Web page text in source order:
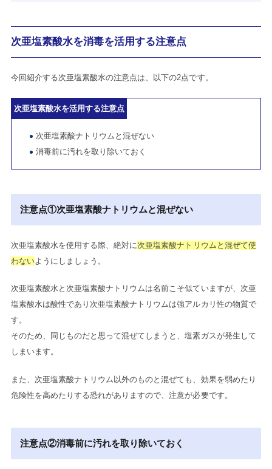
次亜塩素酸水を消毒を活用する注意点
今回紹介する次亜塩素酸水の注意点は、以下の2点です。
次亜塩素酸水を活用する注意点
次亜塩素酸ナトリウムと混ぜない
消毒前に汚れを取り除いておく
注意点①次亜塩素酸ナトリウムと混ぜない
次亜塩素酸水を使用する際、絶対に 次亜塩素酸ナトリウムと混ぜて使
わないようにしましょう。
次亜塩素酸水と次亜塩素酸ナトリウムは名前こそ似ていますが、次亜
塩素酸水は酸性であり次亜塩素酸ナトリウムは強アルカリ性の物質で
す。
そのため、同じものだと思って混ぜてしまうと、塩素ガスが発生して
しまいます。
また、次亜塩素酸ナトリウム以外のものと混ぜても、効果を弱めたり
危険性を高めたりする恐れがありますので、注意が必要です。
注意点②消毒前に汚れを取り除いておく